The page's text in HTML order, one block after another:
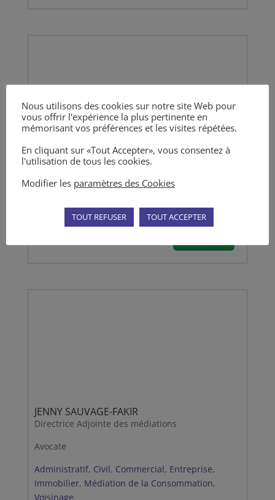
DANIEL LALLAÏ
Inspecteur de l'Education Nationale Honoraire
Administratif, Scolaire, Voisinage
JENNY SAUVAGE-FAKIR
Directrice Adjointe des médiations
Avocate
Administratif, Civil, Commercial, Entreprise,
Immobilier, Médiation de la Consommation,
Voisinage
Nous utilisons des cookies sur notre site Web pour
vous offrir l'expérience la plus pertinente en
mémorisant vos préférences et les visites répétées.
En cliquant sur «Tout Accepter», vous consentez à
l'utilisation de tous les cookies.
Modifier les paramètres des Cookies
TOUT REFUSER TOUT ACCEPTER